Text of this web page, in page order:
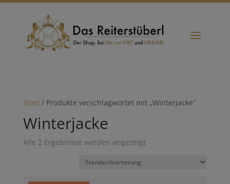
Start/ Produkte verschlagwortet mit „Winterjacke“
Winterjacke
Alle 2 Ergebnisse werden angezeigt